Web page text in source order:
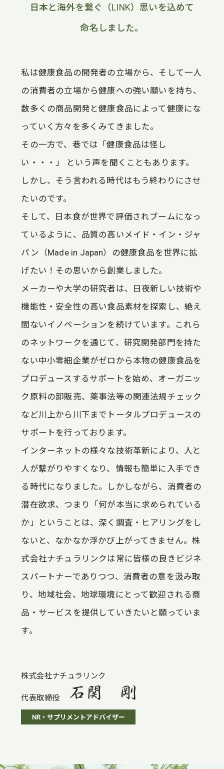
日本と海外を繋ぐ（LINK）思いを込めて
命名しました。
私は健康食品の開発者の立場から、そして一人
の消費者の立場から健康への強い願いを持ち、
数多くの商品開発と健康食品によって健康にな
っていく方々を多くみてきました。
その一方で、巷では「健康食品は怪し
い・・・」 という声を聞くこともあります。
しかし、そう言われる時代はもう終わりにさせ
たいのです。
そして、日本食が世界で評価されブームになっ
ているように、品質の高いメイド・イン・ジャ
パン（Made in Japan）の健康食品を世界に拡
げたい！その思いから創業しました。
メーカーや大学の研究者は、日夜新しい技術や
機能性・安全性の高い食品素材を探索し、絶え
間ないイノベーションを続けています。これら
のネットワークを通じて、研究開発部門を持た
ない中小零細企業がゼロから本物の健康食品を
プロデュースするサポートを始め、オーガニッ
ク原料の卸販売、薬事法等の関連法規チェック
など川上から川下までトータルプロデュースの
サポートを行っております。
インターネットの様々な技術革新により、人と
人が繋がりやすくなり、情報も簡単に入手でき
る時代になりました。しかしながら、消費者の
潜在欲求、つまり「何が本当に求められている
か」ということは、深く調査・ヒアリングをし
ないと、なかなか浮かび上がってきません。株
式会社ナチュラリンクは常に皆様の良きビジネ
スパートナーでありつつ、消費者の意を汲み取
り、地域社会、地球環境にとって歓迎される商
品・サービスを提供していきたいと願っていま
す。
株式会社ナチュラリンク
代表取締役
NR・サプリメントアドバイザー